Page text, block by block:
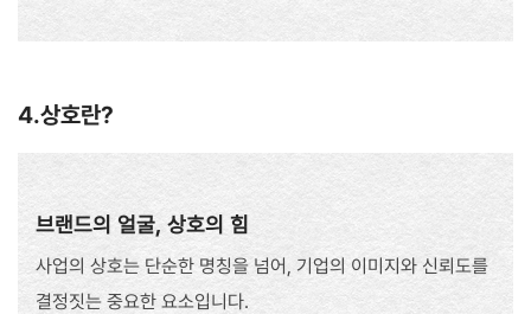
4.상호란?
브랜드의 얼굴, 상호의 힘
사업의 상호는 단순한 명칭을 넘어, 기업의 이미지와 신뢰도를
결정짓는 중요한 요소입니다.